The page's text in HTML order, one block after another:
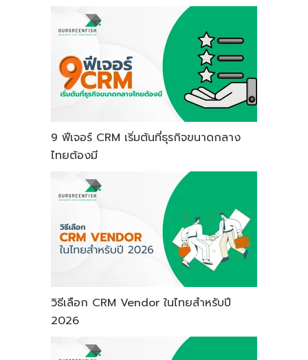
9 ฟีเจอร์ CRM เริ่มต้นที่ธุรกิจขนาดกลาง
ไทยต้องมี
วิธีเลือก CRM Vendor ในไทยสำหรับปี
2026